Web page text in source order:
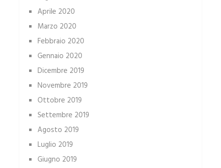
Aprile 2020
Marzo 2020
Febbraio 2020
Gennaio 2020
Dicembre 2019
Novembre 2019
Ottobre 2019
Settembre 2019
Agosto 2019
Luglio 2019
Giugno 2019